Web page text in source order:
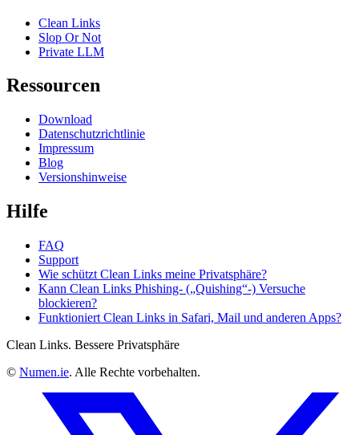
Clean Links
Slop Or Not
Private LLM
Ressourcen
Download
Datenschutzrichtlinie
Impressum
Blog
Versionshinweise
Hilfe
FAQ
Support
Wie schützt Clean Links meine Privatsphäre?
Kann Clean Links Phishing- („Quishing“-) Versuche
blockieren?
Funktioniert Clean Links in Safari, Mail und anderen Apps?
Clean Links. Bessere Privatsphäre
© Numen.ie. Alle Rechte vorbehalten.